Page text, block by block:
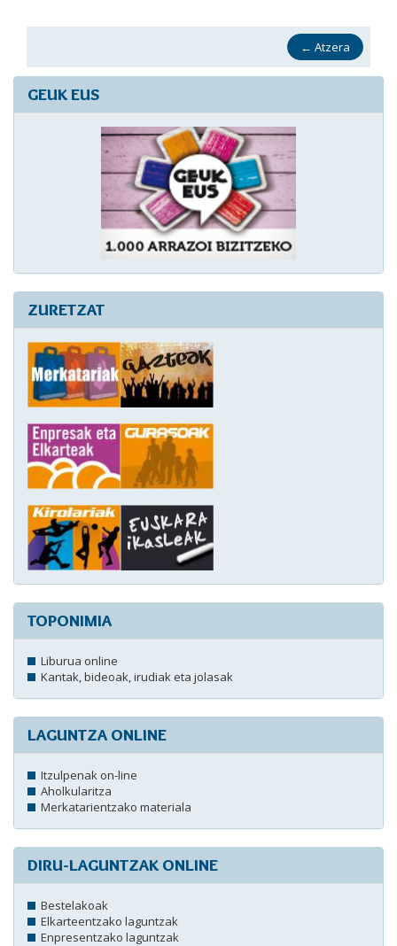
← Atzera
GEUK EUS
ZURETZAT
TOPONIMIA
Liburua online
Kantak, bideoak, irudiak eta jolasak
LAGUNTZA ONLINE
Itzulpenak on-line
Aholkularitza
Merkatarientzako materiala
DIRU-LAGUNTZAK ONLINE
Bestelakoak
Elkarteentzako laguntzak
Enpresentzako laguntzak